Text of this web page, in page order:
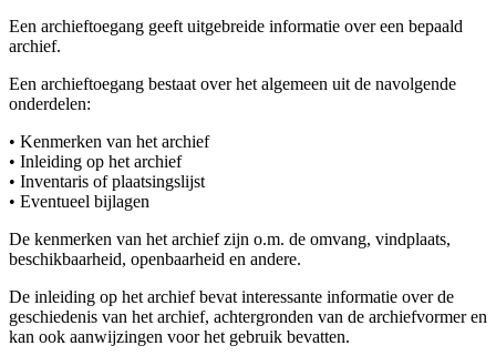
Een archieftoegang geeft uitgebreide informatie over een bepaald
archief.
Een archieftoegang bestaat over het algemeen uit de navolgende
onderdelen:
• Kenmerken van het archief
• Inleiding op het archief
• Inventaris of plaatsingslijst
• Eventueel bijlagen
De kenmerken van het archief zijn o.m. de omvang, vindplaats,
beschikbaarheid, openbaarheid en andere.
De inleiding op het archief bevat interessante informatie over de
geschiedenis van het archief, achtergronden van de archiefvormer en
kan ook aanwijzingen voor het gebruik bevatten.